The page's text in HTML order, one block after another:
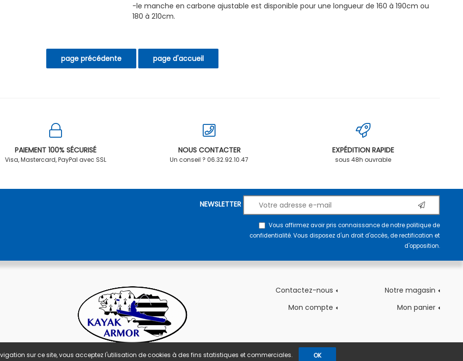
-le manche en carbone ajustable est disponible pour une longueur de 160 à 190cm ou
180 à 210cm.
PAIEMENT 100% SÉCURISÉ
Visa, Mastercard, PayPal avec SSL
NOUS CONTACTER
Un conseil ? 06.32.92.10.47
EXPÉDITION RAPIDE
sous 48h ouvrable
NEWSLETTER
Vous affirmez avoir pris connaissance de notrepolitique de
confidentialité. Vous disposez d'un droit d'accès, de rectification et
d'opposition.
Contactez-nous
Notre magasin
Mon compte
Mon panier
sur ce site, vous acceptez l'utilisation de cookies à des fins statistiques et commerciales. OK